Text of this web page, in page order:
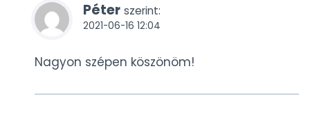
Péter szerint:
2021-06-16 12:04
Nagyon szépen köszönöm!